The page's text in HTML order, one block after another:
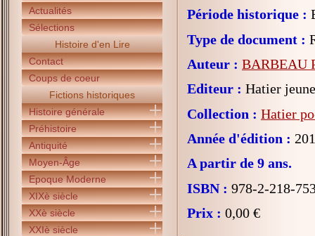
Actualités
Sélections
Histoire d'en Lire
Contact
Coups de coeur
Fictions historiques
Histoire générale
Préhistoire
Antiquité
Moyen-Âge
Epoque Moderne
XIXè siècle
XXè siècle
XXIè siècle
Période historique :
Type de document :
Auteur : BARBEAU
Editeur : Hatier
Collection : Hatier
Année d'édition :
A partir de 9 ans.
ISBN : 978-2-218-
Prix : 0,00 €